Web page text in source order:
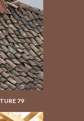
79